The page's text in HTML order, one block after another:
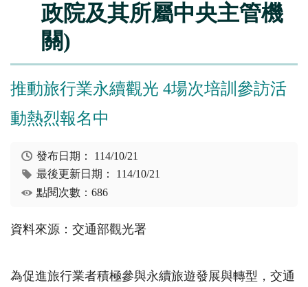
政院及其所屬中央主管機
關)
推動旅行業永續觀光 4場次培訓參訪活
動熱烈報名中
發布日期： 114/10/21
最後更新日期： 114/10/21
點閱次數：686
資料來源：交通部觀光署
為促進旅行業者積極參與永續旅遊發展與轉型，交通